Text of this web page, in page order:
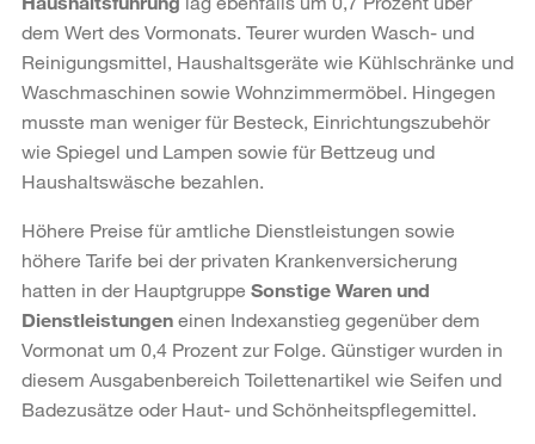
dem Wert des Vormonats. Teurer wurden Wasch- und
Reinigungsmittel, Haushaltsgeräte wie Kühlschränke und
Waschmaschinen sowie Wohnzimmermöbel. Hingegen
musste man weniger für Besteck, Einrichtungszubehör
wie Spiegel und Lampen sowie für Bettzeug und
Haushaltswäsche bezahlen.
Höhere Preise für amtliche Dienstleistungen sowie
höhere Tarife bei der privaten Kranken­versicherung
hatten in der Hauptgruppe Sonstige Waren und
Dienstleistungen einen Indexanstieg gegenüber dem
Vormonat um 0,4 Prozent zur Folge. Günstiger wurden in
diesem Ausgabenbereich Toilettenartikel wie Seifen und
Badezusätze oder Haut- und Schönheitspflegemittel.